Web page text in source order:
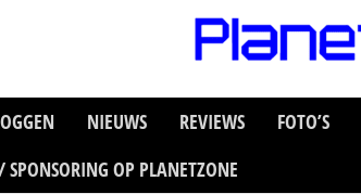
NIEUWS REVIEWS FOTO’S
SPONSORING OP PLANETZONE